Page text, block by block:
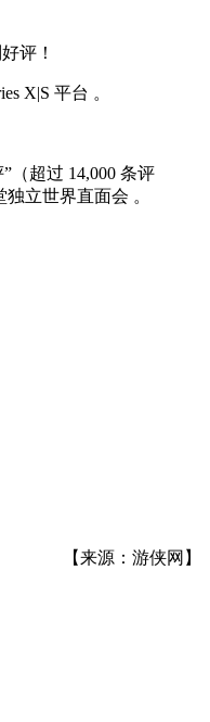
评！
X|S 平台 。
（超过 14,000 条评
立世界直面会 。
【来源：游侠网】